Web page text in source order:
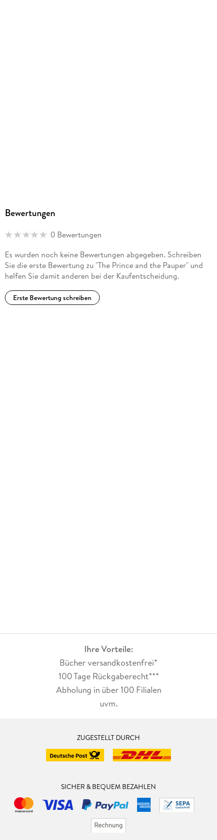
Bewertungen
0 Bewertungen
Es wurden noch keine Bewertungen abgegeben. Schreiben
Sie die erste Bewertung zu "The Prince and the Pauper" und
helfen Sie damit anderen bei der Kaufentscheidung.
Erste Bewertung schreiben
Ihre Vorteile:
Bücher versandkostenfrei*
100 Tage Rückgaberecht***
Abholung in über 100 Filialen
uvm.
ZUGESTELLT DURCH
SICHER & BEQUEM BEZAHLEN